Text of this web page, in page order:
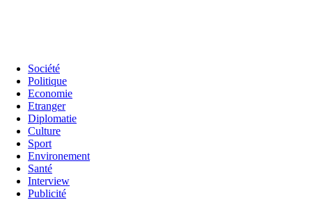
Société
Politique
Economie
Etranger
Diplomatie
Culture
Sport
Environement
Santé
Interview
Publicité